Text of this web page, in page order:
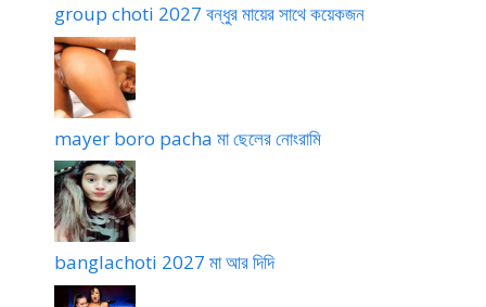
group choti 2027 বন্ধুর মায়ের সাথে কয়েকজন
mayer boro pacha মা ছেলের নোংরামি
banglachoti 2027 মা আর দিদি